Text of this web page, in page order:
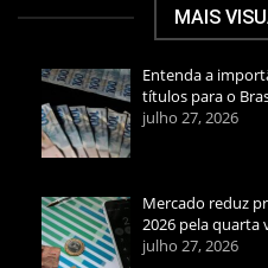
MAIS
Entenda a
títulos para o
julho 27, 2026
Mercado reduz
2026 pela quarta
julho 27, 2026